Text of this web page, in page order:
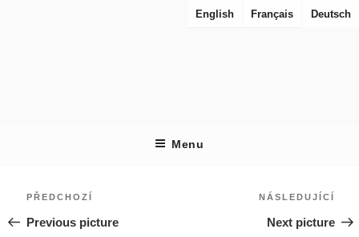
English Français Deutsch
Menu
Navigace
příspěvek
NÁSLEDUJÍCÍ
Next picture
Předchozí
PŘEDCHOZÍ
Previous picture